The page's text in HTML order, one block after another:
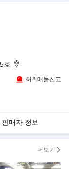
호
허위매물신고
판매자 정보
더보기